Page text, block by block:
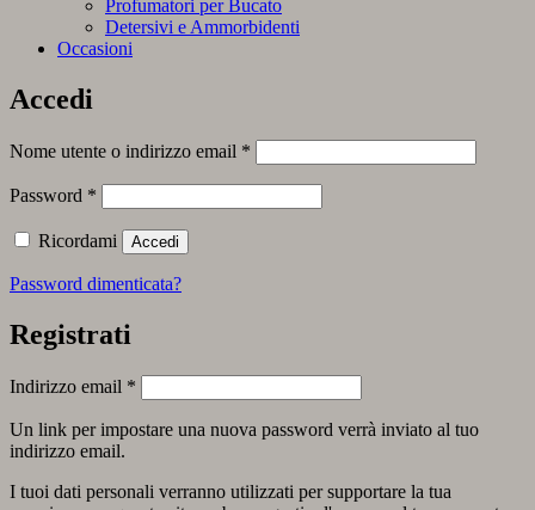
Profumatori per Bucato
Detersivi e Ammorbidenti
Occasioni
Accedi
Nome utente o indirizzo email *
Password *
Ricordami Accedi
Password dimenticata?
Registrati
Indirizzo email *
Un link per impostare una nuova password verrà inviato al tuo
indirizzo email.
I tuoi dati personali verranno utilizzati per supportare la tua